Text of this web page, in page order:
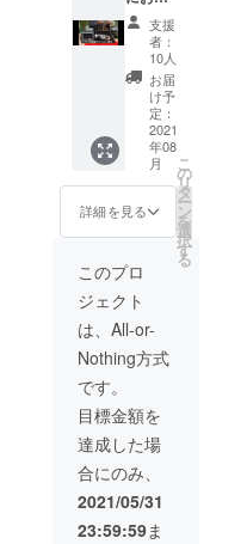
縄など
車のみ
で移動
するの
が困難
な場合
別途料
金がか
かる場
合がご
ざいま
ら一年
間お会
計より
50%OF
時、必
ず備考
欄にご
希望の
お名
前、会
くださ
い。
前ペイ
ント
【作成
した
キッチ
ンかー
に支援
者様の
お名前
をペイ
ントし
ます】
※ニック
ネーム
などで
も可♪ ※
支援
時、必
ず備考
お名前
をご記
入くだ
さい。
支援
者：
10人
お届
け予
定：
2021
年08
月
詳細を見る
こ
の
リ
タ
ー
ン
を
選
択
す
る
このプロ
ジェクト
は、All-or-
Nothing方式
です。
目標金額を
達成した場
合にのみ、
2021/05/31
23:59:59ま